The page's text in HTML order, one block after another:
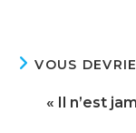
VOUS
« Il n’est